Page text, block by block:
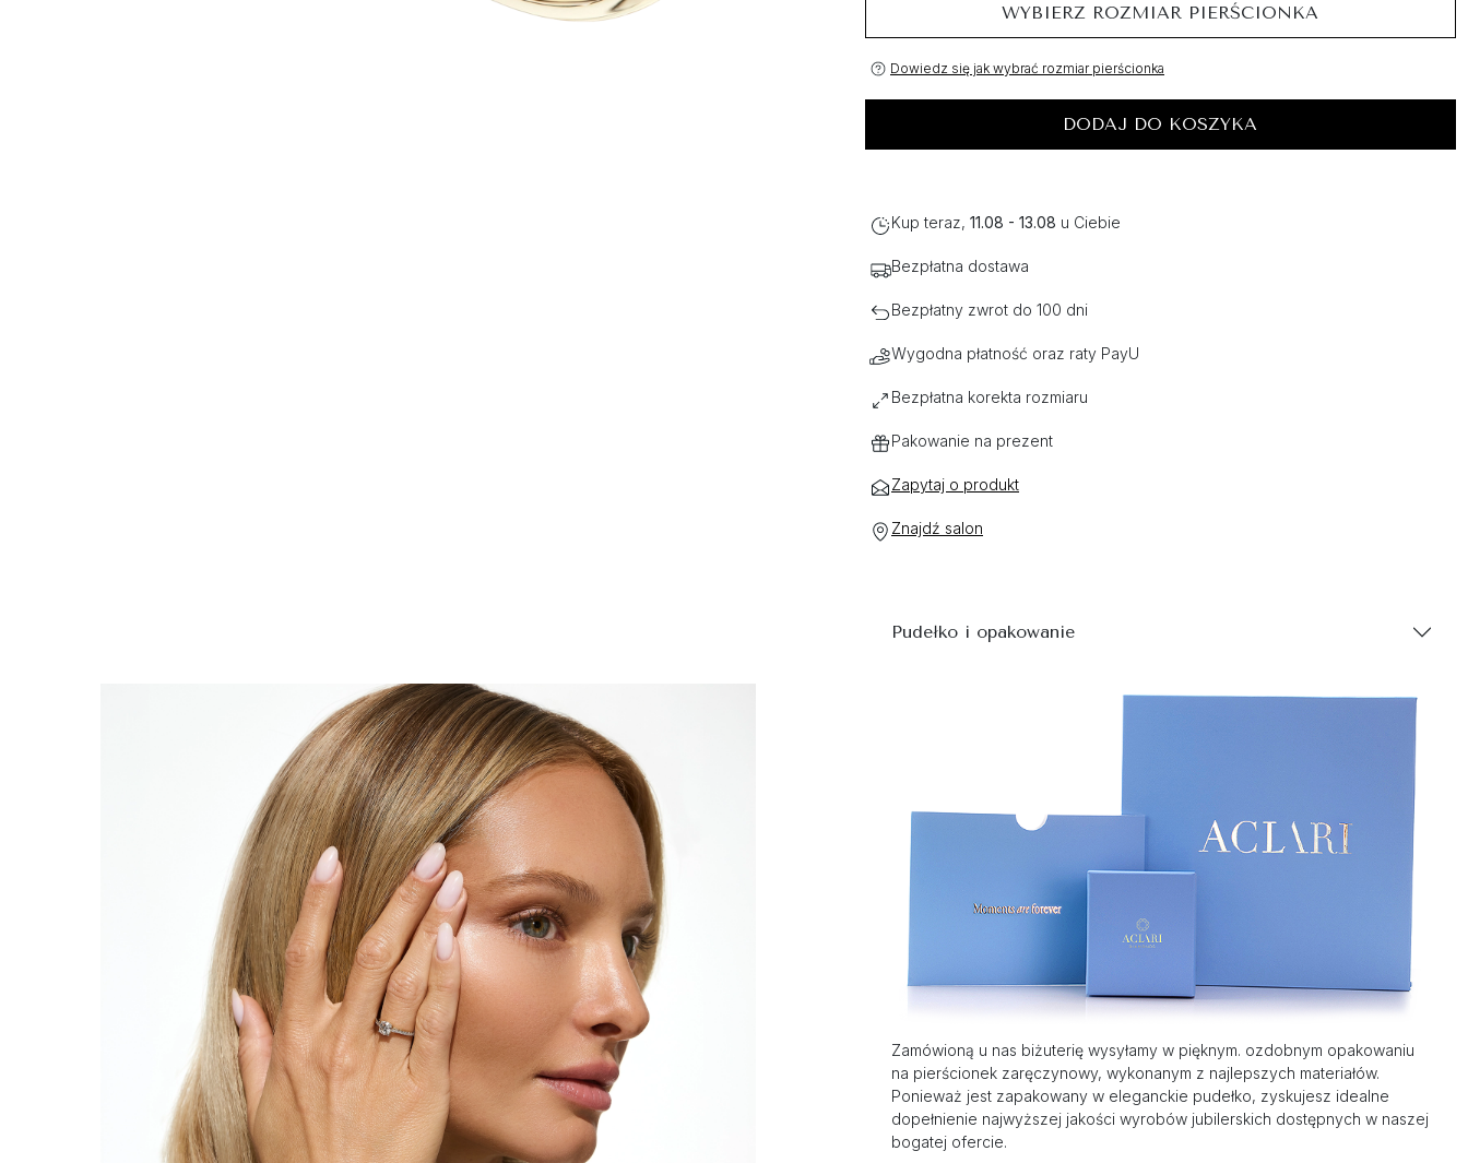
WYBIERZ ROZMIAR PIERŚCIONKA
Dowiedz się jak wybrać rozmiar pierścionka
DODAJ DO KOSZYKA
Kup teraz, 11.08 - 13.08 u Ciebie
Bezpłatna dostawa
Bezpłatny zwrot do 100 dni
Wygodna płatność oraz raty PayU
Bezpłatna korekta rozmiaru
Pakowanie na prezent
Zapytaj o produkt
Znajdź salon
Pudełko i opakowanie
Zamówioną u nas biżuterię wysyłamy w pięknym. ozdobnym opakowaniu
na pierścionek zaręczynowy, wykonanym z najlepszych materiałów.
Ponieważ jest zapakowany w eleganckie pudełko, zyskujesz idealne
dopełnienie najwyższej jakości wyrobów jubilerskich dostępnych w naszej
bogatej ofercie.